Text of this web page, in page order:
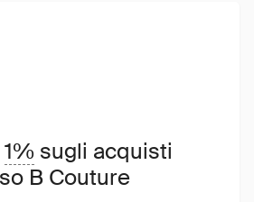
1% sugli acquisti
B Couture